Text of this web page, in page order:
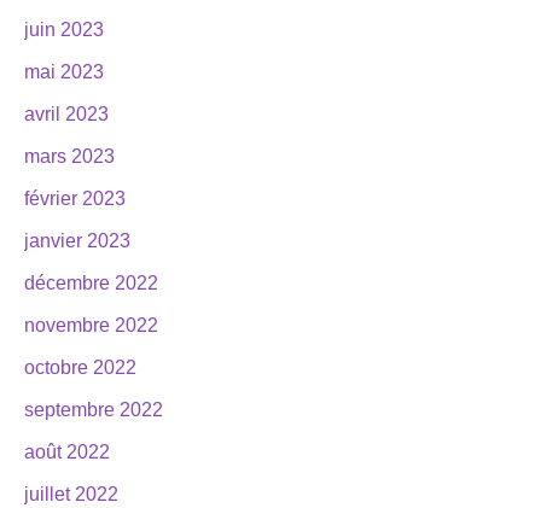
juin 2023
mai 2023
avril 2023
mars 2023
février 2023
janvier 2023
décembre 2022
novembre 2022
octobre 2022
septembre 2022
août 2022
juillet 2022